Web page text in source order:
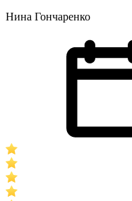
Нина Гончаренко